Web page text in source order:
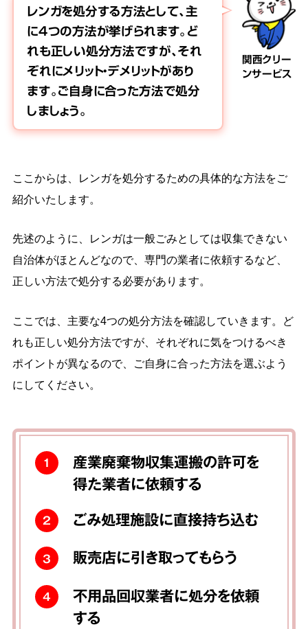
関西クリー
ンサービス
レンガを処分する方法として、主
に4つの方法が挙げられます。ど
れも正しい処分方法ですが、それ
ぞれにメリット・デメリットがあり
ます。ご自身に合った方法で処分
しましょう。
ここからは、レンガを処分するための具体的な方法をご
紹介いたします。
先述のように、レンガは一般ごみとしては収集できない
自治体がほとんどなので、専門の業者に依頼するなど、
正しい方法で処分する必要があります。
ここでは、主要な4つの処分方法を確認していきます。ど
れも正しい処分方法ですが、それぞれに気をつけるべき
ポイントが異なるので、ご自身に合った方法を選ぶよう
にしてください。
1
産業廃棄物収集運搬の許可を
得た業者に依頼する
2 ごみ処理施設に直接持ち込む
3 販売店に引き取ってもらう
4
不用品回収業者に処分を依頼
する